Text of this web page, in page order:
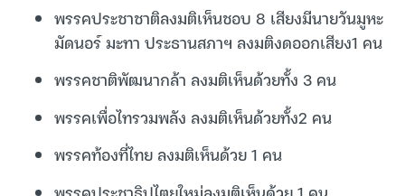
พรรคประชาชาติลงมติเห็นชอบ 8 เสียงมีนายวันมูหะ
มัดนอร์ มะทา ประธานสภาฯ ลงมติงดออกเสียง1 คน
พรรคชาติพัฒนากล้า ลงมติเห็นด้วยทั้ง 3 คน
พรรคเพื่อไทรวมพลัง ลงมติเห็นด้วยทั้ง2 คน
พรรคท้องที่ไทย ลงมติเห็นด้วย 1 คน